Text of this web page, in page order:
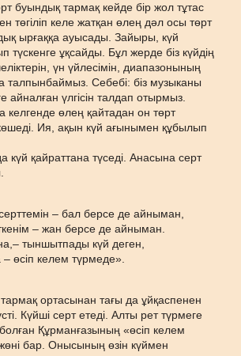
буындық тармақ кейде бір жол тұтас
төгіліп келе жатқан өлең дәл осы төрт
ырғаққа ауысады. Зайыры, күй
түскенге ұқсайды. Бұл жерде біз күйдің
үн үйлесімін, диапазонының
талпынбаймыз. Себебі: біз музыканы
айналған үлгісін талдап отырмыз.
келгенде өлең қайтадан он төрт
Ия, ақын күй ағынымен құбылып
күй қайраттана түседі. Анасына серт
– бал берсе де айныман,
– жан берсе де айныман.
тыншытпады күй деген,
өсіп келем түрмеде».
ортасынан тағы да ұйқаспенен
Күйші серт етеді. Алты рет түрмеге
Құрманғазының «өсіп келем
бар. Онысының өзін күймен